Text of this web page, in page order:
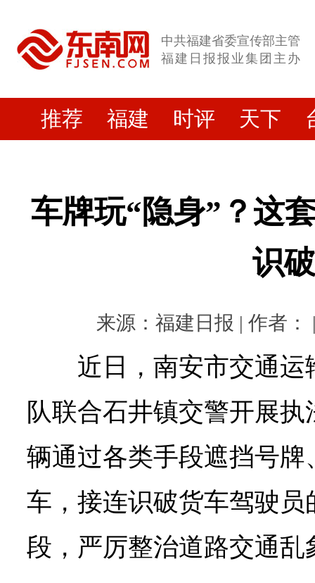
中共福建省委宣传部主管
福建日报报业集团主办
推荐 福建 时评 天下
车牌玩“隐身”？这
识破
来源：福建日报 | 作者：
近日，南安市交通
队联合石井镇交警开展
辆通过各类手段遮挡号
车，接连识破货车驾驶员
段，严厉整治道路交通乱